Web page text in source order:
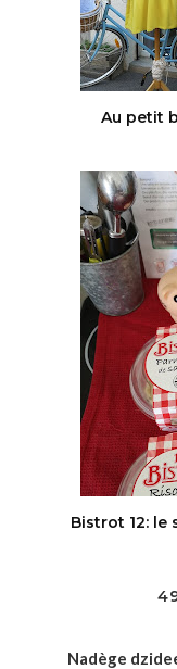
Au petit
Bistrot 12:
Nadège